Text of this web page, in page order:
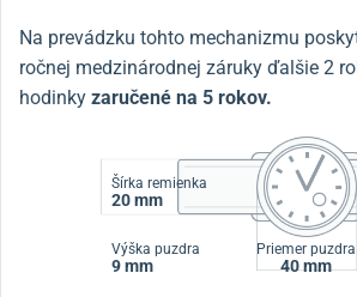
Na prevádzku tohto mechanizmu
ročnej medzinárodnej záruky ďalšie 2
hodinky zaručené na 5 rokov.
Šírka remienka
20 mm
Výška puzdra
9 mm
Priemer puzdra
40 mm